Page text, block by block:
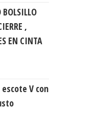
,
EN CINTA
V con